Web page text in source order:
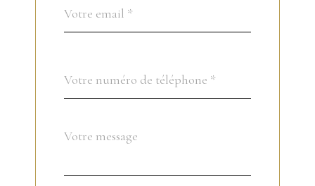
*
*
Fieldset
défaut
Message